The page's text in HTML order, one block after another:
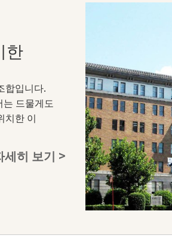
한
합입니다.
드물게도
치한 이
세히 보기 >